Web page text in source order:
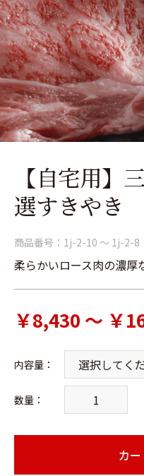
【自宅用
選すきやき
商品番号： 1j-2-10 ～ 1j-2-8
柔らかいロース肉の濃厚
￥8,430 ～ ￥
内容量 ：
数量：
カ